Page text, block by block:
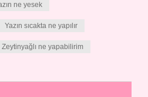
ne yesek
Yazın sıcakta ne yapılır
Zeytinyağlı ne yapabilirim